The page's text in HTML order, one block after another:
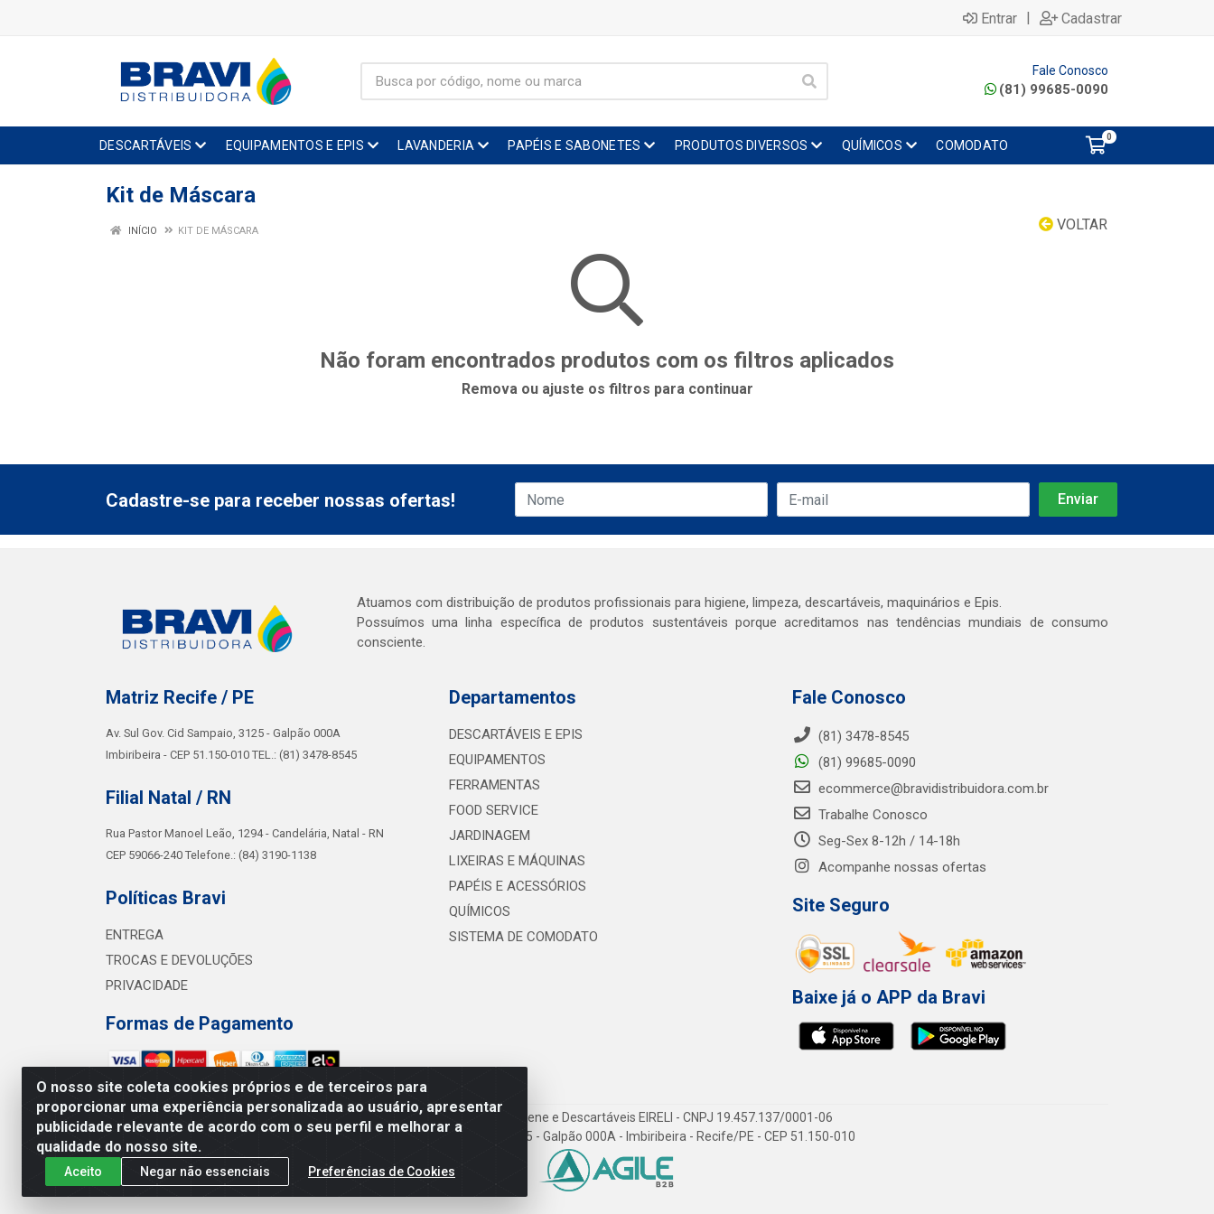
Entrar | Cadastrar
Fale Conosco
(81) 99685-0090
DESCARTÁVEIS EQUIPAMENTOS E EPIS LAVANDERIA PAPÉIS E SABONETES PRODUTOS DIVERSOS QUÍMICOS COMODATO
0
Kit de Máscara
VOLTAR
INÍCIO KIT DE MÁSCARA
Não foram encontrados produtos com os filtros aplicados
Remova ou ajuste os filtros para continuar
O nosso site coleta cookies próprios e de terceiros para
proporcionar uma experiência personalizada ao usuário, apresentar
publicidade relevante de acordo com o seu perfil e melhorar a
qualidade do nosso site.
Aceito Negar não essenciais Preferências de Cookies
Cadastre-se para receber nossas ofertas!
Atuamos com distribuição de produtos profissionais para higiene, limpeza, descartáveis, maquinários e Epis.
Possuímos uma linha específica de produtos sustentáveis porque acreditamos nas tendências mundiais de consumo
consciente.
Matriz Recife / PE
Av. Sul Gov. Cid Sampaio, 3125 - Galpão 000A
Imbiribeira - CEP 51.150-010 TEL.: (81) 3478-8545
Filial Natal / RN
Rua Pastor Manoel Leão, 1294 - Candelária, Natal - RN
CEP 59066-240 Telefone.: (84) 3190-1138
Políticas Bravi
ENTREGA
TROCAS E DEVOLUÇÕES
PRIVACIDADE
Formas de Pagamento
Departamentos
DESCARTÁVEIS E EPIS
EQUIPAMENTOS
FERRAMENTAS
FOOD SERVICE
JARDINAGEM
LIXEIRAS E MÁQUINAS
PAPÉIS E ACESSÓRIOS
QUÍMICOS
SISTEMA DE COMODATO
Fale Conosco
(81) 3478-8545
(81) 99685-0090
ecommerce@bravidistribuidora.com.br
Trabalhe Conosco
Seg-Sex 8-12h / 14-18h
Acompanhe nossas ofertas
Site Seguro
Baixe já o APP da Bravi
Bravi Consumíveis de Higiene e Descartáveis EIRELI - CNPJ 19.457.137/0001-06
Av. Sul Gov. Cid Sampaio, 3125 - Galpão 000A - Imbiribeira - Recife/PE - CEP 51.150-010